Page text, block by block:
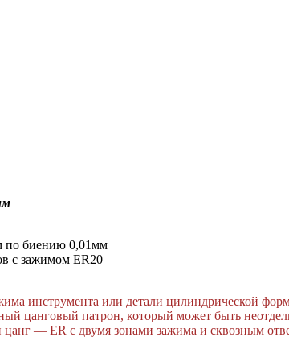
по биению 0,01мм
с зажимом ER20
инструмента или детали цилиндрической
цанговый патрон, который может быть
— ER с двумя зонами зажима и сквозным